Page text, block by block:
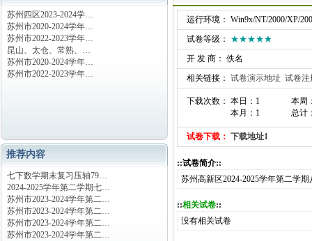
苏州四区2023-2024学…
苏州市2020-2024学年…
苏州市2022-2023学年…
昆山、太仓、常熟、…
苏州市2020-2024学年…
苏州市2022-2023学年…
推荐内容
七下数学期末复习压轴79…
2024-2025学年第二学期七…
苏州市2023-2024学年第二…
苏州市2023-2024学年第二…
苏州市2023-2024学年第二…
苏州市2023-2024学年第二…
运行环境： Win9x/NT/2000/XP/
试卷等级： ★★★★★
开 发 商： 佚名
相关链接： 试卷演示地址 试卷注
下载次数： 本日：1
本月：1
本周
总计
试卷下载： 下载地址1
::试卷简介::
苏州高新区2024-2025学年第二学
::相关试卷::
没有相关试卷